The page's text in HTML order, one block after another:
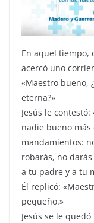
En aquel tiempo,
acercó uno
«Maestro bueno,
eterna?»
Jesús le
nadie bueno más
mandamientos:
robarás, no
a tu padre y a tu
Él replicó:
pequeño.»
Jesús se le